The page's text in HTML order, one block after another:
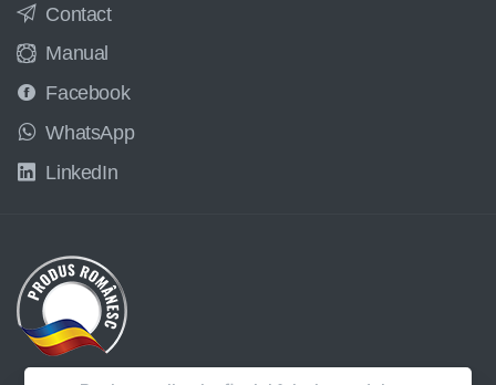
Contact
Manual
Facebook
WhatsApp
LinkedIn